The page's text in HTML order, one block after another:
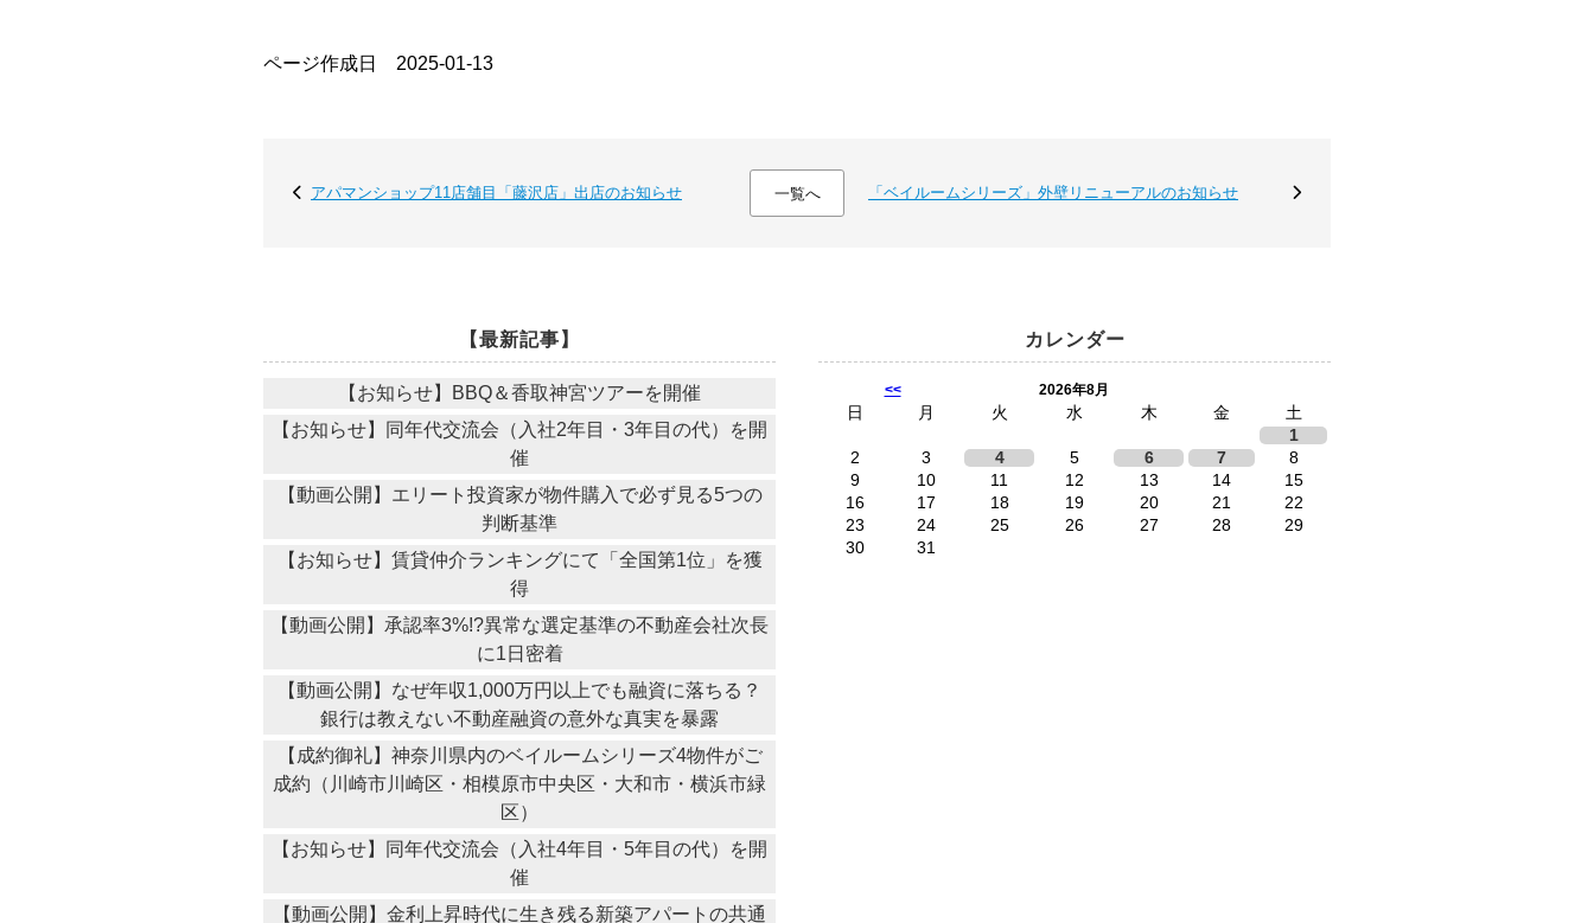
ページ作成日 2025-01-13
アパマンショップ11店舗目「藤沢店」出店のお知らせ 一覧へ 「ベイルームシリーズ」外壁リニューアルのお知らせ
【最新記事】
【お知らせ】BBQ＆香取神宮ツアーを開催
【お知らせ】同年代交流会（入社2年目・3年目の代）を開
催
【動画公開】エリート投資家が物件購入で必ず見る5つの
判断基準
【お知らせ】賃貸仲介ランキングにて「全国第1位」を獲
得
【動画公開】承認率3%!?異常な選定基準の不動産会社次長
に1日密着
【動画公開】なぜ年収1,000万円以上でも融資に落ちる？
銀行は教えない不動産融資の意外な真実を暴露
【成約御礼】神奈川県内のベイルームシリーズ4物件がご
成約（川崎市川崎区・相模原市中央区・大和市・横浜市緑
区）
【お知らせ】同年代交流会（入社4年目・5年目の代）を開
催
【動画公開】金利上昇時代に生き残る新築アパートの共通
カレンダー
<< 2026年8月
日 月 火 水 木 金
土
1
2
3 4 5 6 7
8
9
10 11 12 13 14
15
16
17 18 19 20 21
22
23
24 25 26 27 28
29
30
31